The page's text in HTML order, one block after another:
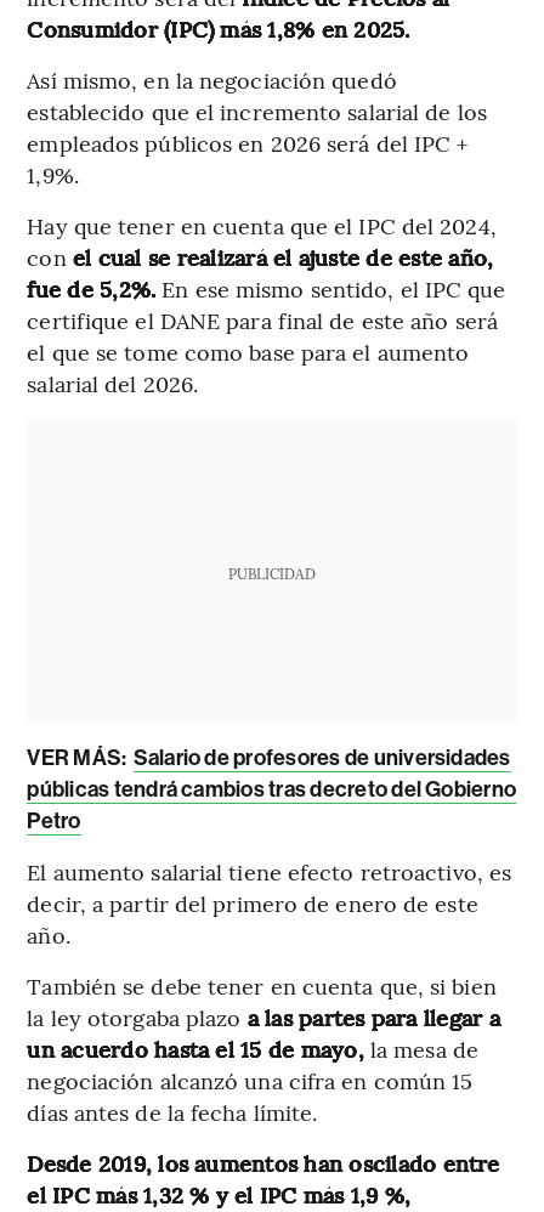
Consumidor (IPC) más 1,8% en 2025.
Así mismo, en la negociación quedó
establecido que el incremento salarial de los
empleados públicos en 2026 será del IPC +
1,9%.
Hay que tener en cuenta que el IPC del 2024,
con el cual se realizará el ajuste de este año,
fue de 5,2%. En ese mismo sentido, el IPC que
certifique el DANE para final de este año será
el que se tome como base para el aumento
salarial del 2026.
PUBLICIDAD
VER MÁS: Salario de profesores de universidades
públicas tendrá cambios tras decreto del Gobierno
Petro
El aumento salarial tiene efecto retroactivo, es
decir, a partir del primero de enero de este
año.
También se debe tener en cuenta que, si bien
la ley otorgaba plazo a las partes para llegar a
un acuerdo hasta el 15 de mayo,la mesa de
negociación alcanzó una cifra en común 15
días antes de la fecha límite.
Desde 2019, los aumentos han oscilado entre
el IPC más 1,32 % y el IPC más 1,9 %,